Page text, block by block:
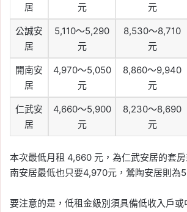
居
元
元
公誠安
居
5,110～5,290
元
8,530～8,710
元
開南安
居
4,970～5,050
元
8,860～9,940
元
仁武安
居
4,660～5,900
元
8,230～8,690
元
本次最低月租 4,660 元，為仁武安居的套
南安居最低也只要4,970元，鶯陶安居則為
要注意的是，低租金級別須具備低收入戶或